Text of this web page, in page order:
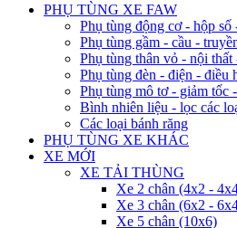
PHỤ TÙNG XE FAW
Phụ tùng động cơ - hộp
Phụ tùng gầm - cầu -
Phụ tùng thân vỏ - nội thất
Phụ tùng đèn - điện - điều
Phụ tùng mô tơ - giảm tốc
Bình nhiên liệu - lọc các
Các loại bánh răng
PHỤ TÙNG XE KHÁC
XE MỚI
XE TẢI THÙNG
Xe 2 chân (4x2 -
Xe 3 chân (6x2 -
Xe 5 chân (10x6)